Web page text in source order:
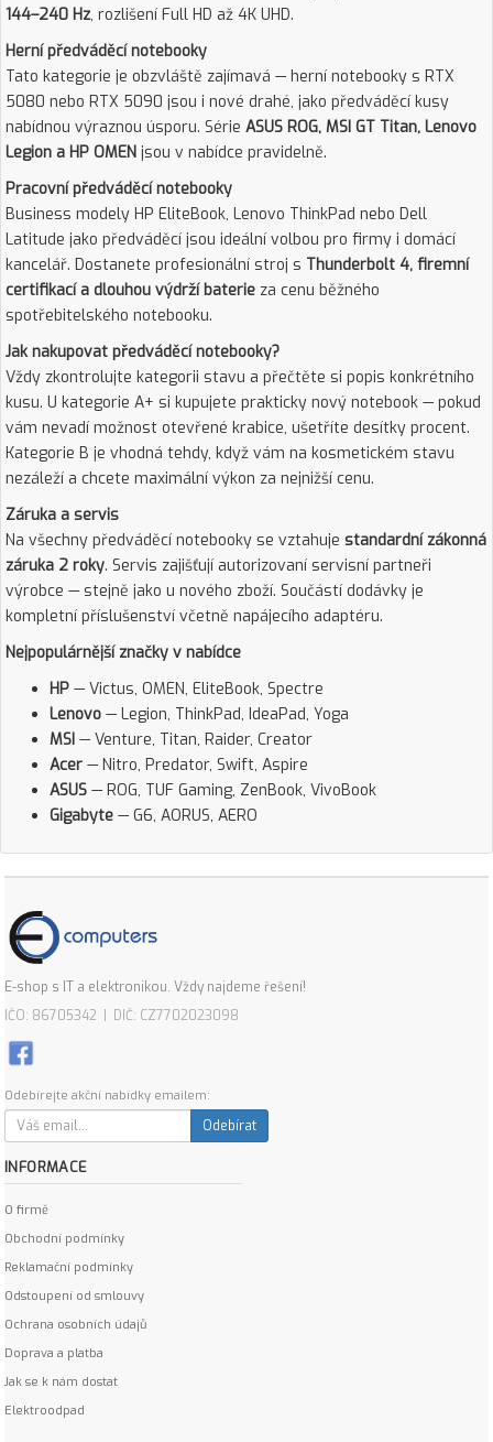
144–240 Hz, rozlišení Full HD až 4K UHD.
Herní předváděcí notebooky
Tato kategorie je obzvláště zajímavá — herní notebooky s RTX
5080 nebo RTX 5090 jsou i nové drahé, jako předváděcí kusy
nabídnou výraznou úsporu. Série ASUS ROG, MSI GT Titan, Lenovo
Legion a HP OMEN jsou v nabídce pravidelně.
Pracovní předváděcí notebooky
Business modely HP EliteBook, Lenovo ThinkPad nebo Dell
Latitude jako předváděcí jsou ideální volbou pro firmy i domácí
kancelář. Dostanete profesionální stroj s Thunderbolt 4, firemní
certifikací a dlouhou výdrží baterie za cenu běžného
spotřebitelského notebooku.
Jak nakupovat předváděcí notebooky?
Vždy zkontrolujte kategorii stavu a přečtěte si popis konkrétního
kusu. U kategorie A+ si kupujete prakticky nový notebook — pokud
vám nevadí možnost otevřené krabice, ušetříte desítky procent.
Kategorie B je vhodná tehdy, když vám na kosmetickém stavu
nezáleží a chcete maximální výkon za nejnižší cenu.
Záruka a servis
Na všechny předváděcí notebooky se vztahuje standardní zákonná
záruka 2 roky. Servis zajišťují autorizovaní servisní partneři
výrobce — stejně jako u nového zboží. Součástí dodávky je
kompletní příslušenství včetně napájecího adaptéru.
Nejpopulárnější značky v nabídce
HP — Victus, OMEN, EliteBook, Spectre
Lenovo — Legion, ThinkPad, IdeaPad, Yoga
MSI — Venture, Titan, Raider, Creator
Acer — Nitro, Predator, Swift, Aspire
ASUS — ROG, TUF Gaming, ZenBook, VivoBook
Gigabyte — G6, AORUS, AERO
E-shop s IT a elektronikou. Vždy najdeme řešení!
IČO: 86705342 | DIČ: CZ7702023098
Odebírejte akční nabídky emailem:
Odebírat
INFORMACE
O firmě
Obchodní podmínky
Reklamační podmínky
Odstoupení od smlouvy
Ochrana osobních údajů
Doprava a platba
Jak se k nám dostat
Elektroodpad